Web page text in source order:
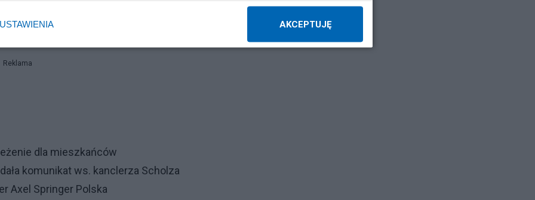
dostanie 14 pkt karnych,
kierowca dostanie 15 pkt karnych.
Reklama
dla mieszkańców
komunikat ws. kanclerza Scholza
Axel Springer Polska
USTAWIENIA AKCEPTUJĘ